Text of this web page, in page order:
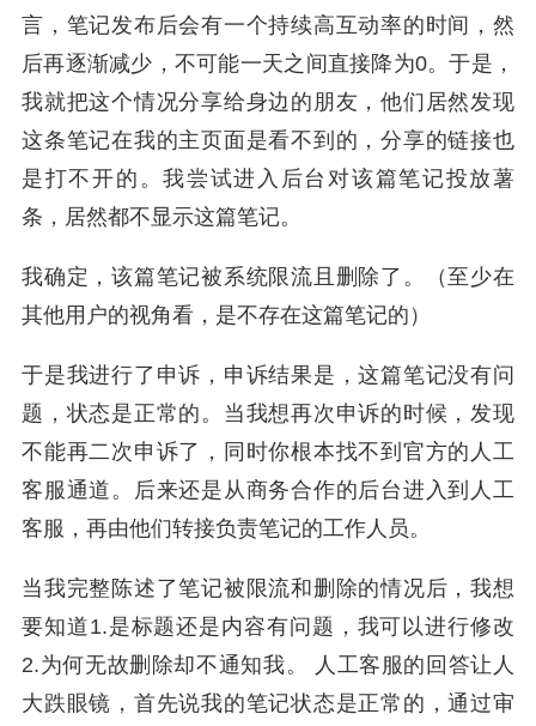
言，笔记发布后会有一个持续高互动率的时间，然
后再逐渐减少，不可能一天之间直接降为0。于是，
我就把这个情况分享给身边的朋友，他们居然发现
这条笔记在我的主页面是看不到的，分享的链接也
是打不开的。我尝试进入后台对该篇笔记投放薯
条，居然都不显示这篇笔记。
我确定，该篇笔记被系统限流且删除了。（至少在
其他用户的视角看，是不存在这篇笔记的）
于是我进行了申诉，申诉结果是，这篇笔记没有问
题，状态是正常的。当我想再次申诉的时候，发现
不能再二次申诉了，同时你根本找不到官方的人工
客服通道。后来还是从商务合作的后台进入到人工
客服，再由他们转接负责笔记的工作人员。
当我完整陈述了笔记被限流和删除的情况后，我想
要知道1.是标题还是内容有问题，我可以进行修改
2.为何无故删除却不通知我。 人工客服的回答让人
大跌眼镜，首先说我的笔记状态是正常的，通过审